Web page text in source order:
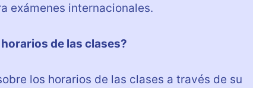
exámenes internacionales.
de las clases?
los horarios de las clases a través de su